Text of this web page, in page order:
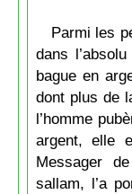
Parmi les
dans
bague en
dont plus de
l’homme
argent, elle
Messager
sallam, l’a